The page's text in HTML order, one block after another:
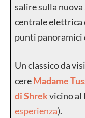
salire sulla
centrale elettrica
punti panoramici
Un classico da
cereMadame
di Shrekvicino al
esperienza).